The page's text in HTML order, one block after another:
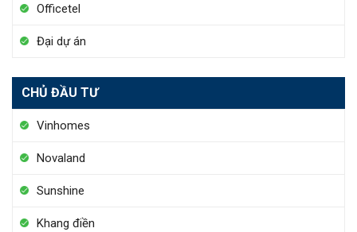
Officetel
Đại dự án
CHỦ ĐẦU TƯ
Vinhomes
Novaland
Sunshine
Khang điền